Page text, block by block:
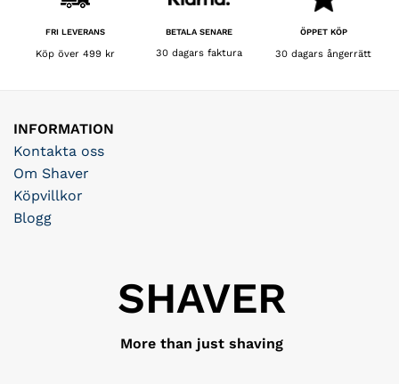
FRI LEVERANS
Köp över 499 kr
BETALA SENARE
30 dagars faktura
ÖPPET KÖP
30 dagars ångerrätt
INFORMATION
Kontakta oss
Om Shaver
Köpvillkor
Blogg
SHAVER
More than just shaving